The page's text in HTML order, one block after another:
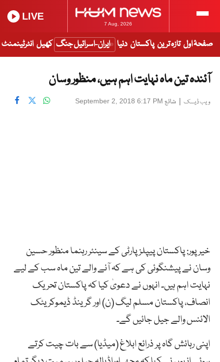
7 Aug, 2026
LIVE
صفحۂ اول تازہ ترین پاکستان دنیا ایران-اسرائیل جنگ کھیل انٹرٹینمنٹ
آئندہ تین ماہ نہایت اہم ہیں، منظور وسان
ویب ڈیسک | شائع September 2, 2018 6:17 PM
خیرپور: پاکستان پیپلز پارٹی کے سینئر رہنما منظور حسین
وسان نے پیشنگوئی کی ہے کہ آنے والے تین ماہ سب کے لیے
نہایت اہم ہیں۔ انہوں نے دعویٰ کیا کہ پاکستان تحریک
انصاف، پاکستان مسلم لیگ (ن) اور گرینڈ ڈیموکریٹک
الائنس والے جیل جائیں گے۔
اپنی رہائش گاہ پر ذرائع ابلاغ (میڈیا) سے بات چیت کرتے